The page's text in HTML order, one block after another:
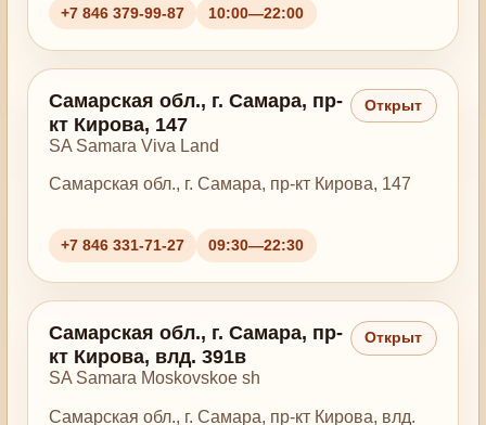
+7 846 379-99-87 10:00—22:00
Самарская обл., г. Самара, пр-
кт Кирова, 147
SA Samara Viva Land
Открыт
Самарская обл., г. Самара, пр-кт Кирова, 147
+7 846 331-71-27 09:30—22:30
Самарская обл., г. Самара, пр-
кт Кирова, влд. 391в
SA Samara Moskovskoe sh
Открыт
Самарская обл., г. Самара, пр-кт Кирова, влд.